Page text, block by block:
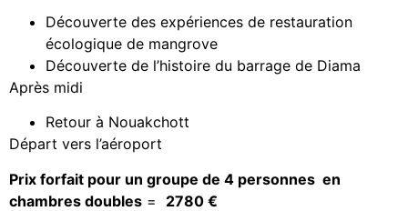
Découverte des expériences de restauration
écologique de mangrove
Découverte de l’histoire du barrage de Diama
Après midi
Retour à Nouakchott
Départ vers l’aéroport
Prix forfait pour un groupe de 4 personnes en
chambres doubles = 2780 €